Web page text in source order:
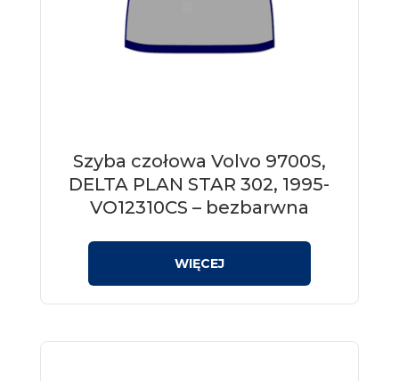
Szyba czołowa Volvo 9700S,
DELTA PLAN STAR 302, 1995-
VO12310CS – bezbarwna